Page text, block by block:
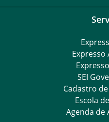
Expresso
SEI
Cadastro
Escola
Agenda de